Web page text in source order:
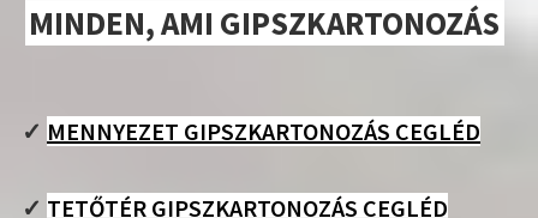
MINDEN, AMI GIPSZKARTONOZÁS
✓ MENNYEZET GIPSZKARTONOZÁS CEGLÉD
✓ TETŐTÉR GIPSZKARTONOZÁS CEGLÉD